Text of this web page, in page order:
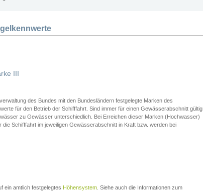
III
des Bundes mit den Bundesländern festgelegte Marken des
für den Betrieb der Schifffahrt. Sind immer für einen Gewässerabschnitt gültig.
zu Gewässer unterschiedlich. Bei Erreichen dieser Marken (Hochwasser)
Schifffahrt im jeweiligen Gewässerabschnitt in Kraft bzw. werden bei
ein amtlich festgelegtes Höhensystem . Siehe auch die Informationen zum